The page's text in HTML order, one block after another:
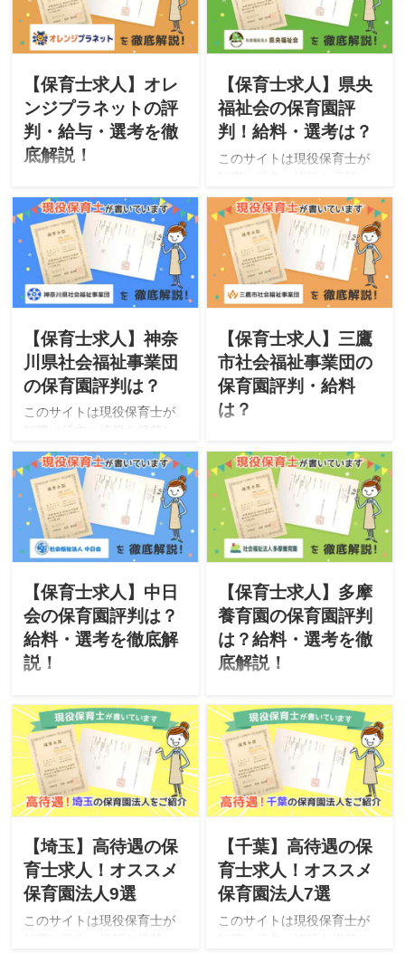
ばクラブ保育園」をご紹
介。「特徴・評判・求人・
オススメな人・選考」につ
ます。
運営する保育園をご紹介。
「特徴・評判・求人・オス
スメな人・選考」について
す。
【保育士求人】オレ
ンジプラネットの評
判・給与・選考を徹
底解説！
転職に役立つ情報を掲載し
ています。今回は「株式会
社オレンジプラネット」が
運営するオレンジプラネッ
ト保育園をご紹介。「特
徴・評判・求人・オススメ
解説したいと思います。
【保育士求人】県央
福祉会の保育園評
判！給料・選考は？
このサイトは現役保育士が
ています。今回は「社会福
祉法人 県央福祉会」が運営
する保育園をご紹介。「特
徴・評判・求人・オススメ
な人・選考」について徹底
解説したいと思います。
【保育士求人】神奈
川県社会福祉事業団
の保育園評判は？
このサイトは現役保育士が
転職に役立つ情報を掲載し
ています。今回は「社会福
祉法人 神奈川県社会福祉事
業団」が運営する保育園を
ご紹介。「特徴・評判・求
人・オススメな人・選考」
について徹底解説したいと
思います。
【保育士求人】三鷹
市社会福祉事業団の
保育園評判・給料
は？
転職に役立つ情報を掲載し
ています。今回は「社会福
祉法人 三鷹市社会福祉事業
団」が運営する保育園をご
紹介。「特徴・評判・求
人・オススメな人・選考」
思います。
【保育士求人】中日
会の保育園評判は？
給料・選考を徹底解
説！
転職に役立つ情報を掲載し
ています。今回は「社会福
祉法人 中日会」が運営する
保育園をご紹介。「特徴・
評判・求人・オススメな
人・選考」について徹底解
【保育士求人】多摩
養育園の保育園評判
は？給料・選考を徹
底解説！
転職に役立つ情報を掲載し
ています。今回は「社会福
祉法人 多摩養育会」が運営
する保育園をご紹介。「特
徴・評判・求人・オススメ
な人・選考」について徹底
【埼玉】高待遇の保
育士求人！オススメ
保育園法人9選
このサイトは現役保育士が
【千葉】高待遇の保
育士求人！オススメ
保育園法人7選
このサイトは現役保育士が